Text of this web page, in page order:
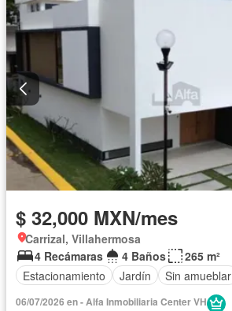
$ 32,000 MXN/mes
Carrizal, Villahermosa
4 Recámaras
4 Baños
265 m²
Estacionamiento
Jardín Sin amueblar
06/07/2026 en - Alfa Inmobiliaria Center VH